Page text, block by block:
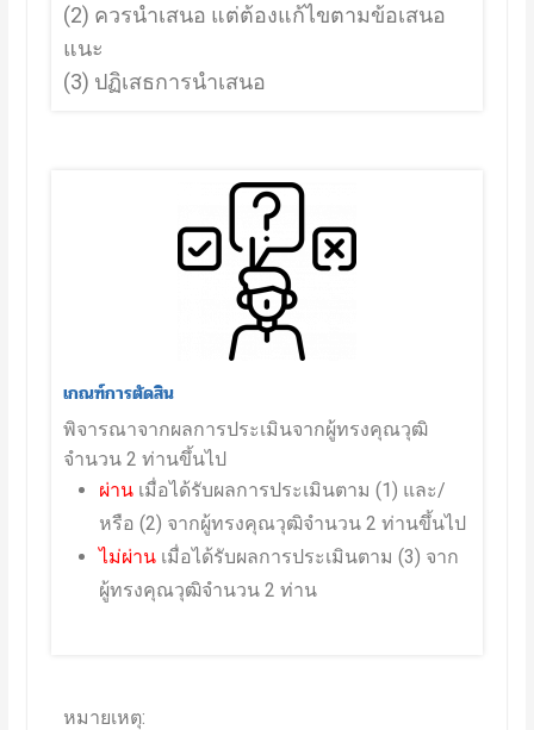
(2) ควรนำเสนอ แต่ต้องแก้ไขตามข้อเสนอ
แนะ
(3) ปฏิเสธการนำเสนอ
เกณฑ์การตัดสิน
พิจารณาจากผลการประเมินจากผู้ทรงคุณวุฒิ
จำนวน 2 ท่านขึ้นไป
ผ่านเมื่อได้รับผลการประเมินตาม (1) และ/
หรือ (2) จากผู้ทรงคุณวุฒิจำนวน 2 ท่านขึ้นไป
ไม่ผ่านเมื่อได้รับผลการประเมินตาม (3) จาก
ผู้ทรงคุณวุฒิจำนวน 2 ท่าน
หมายเหตุ: